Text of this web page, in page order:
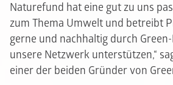
Naturefund hat eine gut zu uns
zum Thema Umwelt und betreibt
gerne und nachhaltig durch
unsere Netzwerk unterstützen,“
einer der beiden Gründer von